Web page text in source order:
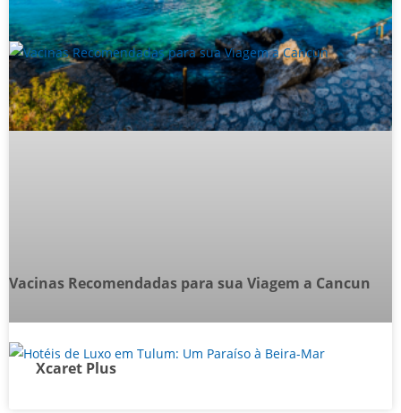
Xcaret Plus
Vacinas Recomendadas para sua Viagem a Cancun